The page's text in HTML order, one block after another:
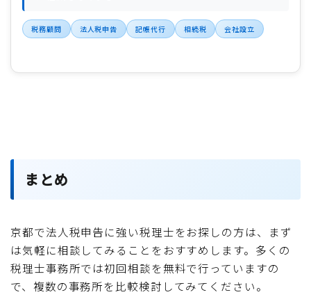
税務顧問 法人税申告 記帳代行 相続税 会社設立
まとめ
京都で法人税申告に強い税理士をお探しの方は、まず
は気軽に相談してみることをおすすめします。多くの
税理士事務所では初回相談を無料で行っていますの
で、複数の事務所を比較検討してみてください。